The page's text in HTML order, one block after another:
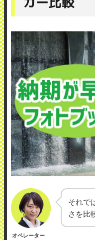
オペレーター
それで
さを比